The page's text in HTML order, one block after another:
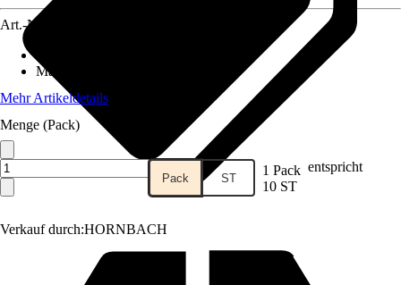
Verkauf durch:HORNBACH
Art.-Nr.
Material
Mehr Artikeldetails
Menge (Pack)
Pack ST 1 Pack entspricht
10 ST